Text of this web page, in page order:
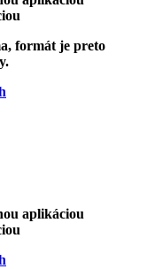
formát je preto
aplikáciou